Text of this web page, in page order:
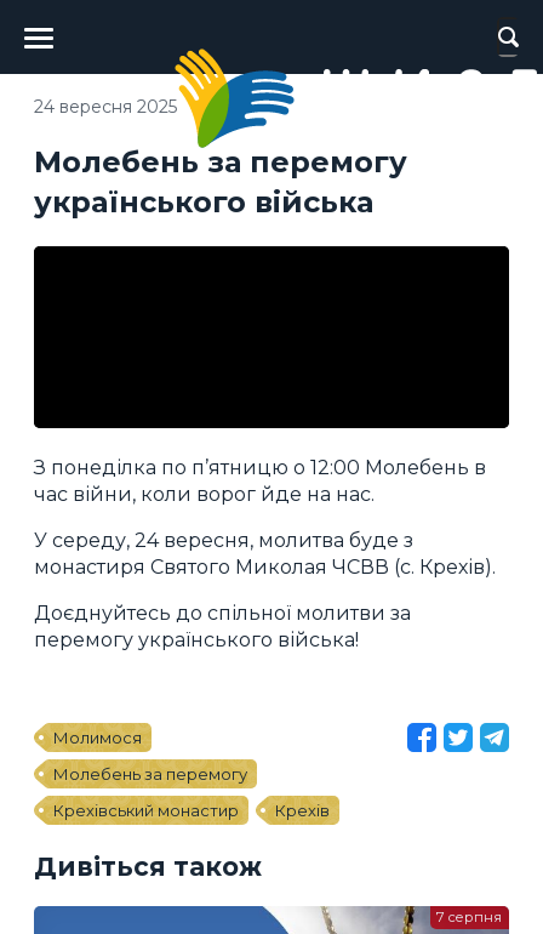
Головне
меню
Молебень за перемогу
українського війська
24 вересня 2025
З понеділка по п’ятницю о 12:00 Молебень в
час війни, коли ворог йде на нас.
У середу, 24 вересня, молитва буде з
монастиря Святого Миколая ЧСВВ (с. Крехів).
Доєднуйтесь до спільної молитви за
перемогу українського війська!
Молимося
Молебень за перемогу
Крехівський монастир
Крехів
Дивіться також
7 серпня